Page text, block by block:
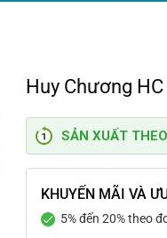
Huy Chương
SẢN XUẤT
KHUYẾN MÃI VÀ
5% đến 20% theo